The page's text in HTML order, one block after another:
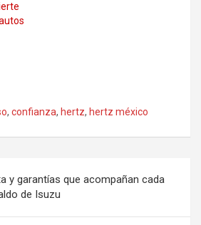
, confianza, hertz, hertz méxico
y garantías que acompañan cada
de Isuzu